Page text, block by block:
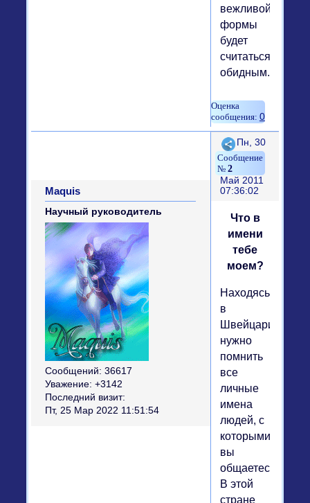
вежливой
формы
будет
считаться
обидным.
0
Поделиться
2
Пн, 30
Май 2011
07:36:02
Maquis
Научный руководитель
Сообщений: 36617
Уважение: +3142
Последний визит:
Пт, 25 Мар 2022 11:51:54
Что в
имени
тебе
моем?
Находясь
в
Швейцарии,
нужно
помнить
все
личные
имена
людей, с
которыми
вы
общаетесь.
В этой
стране